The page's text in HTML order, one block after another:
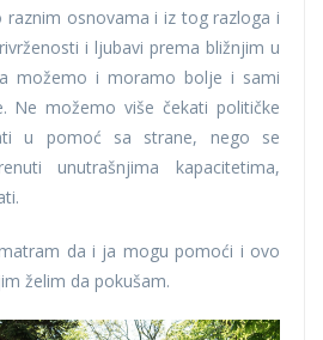
osnovama i iz tog razloga i
i ljubavi prema bližnjim u
možemo i moramo bolje i sami
Ne možemo više čekati političke
u pomoć sa strane, nego se
unutrašnjima kapacitetima,
da i ja mogu pomoći i ovo
želim da pokušam.